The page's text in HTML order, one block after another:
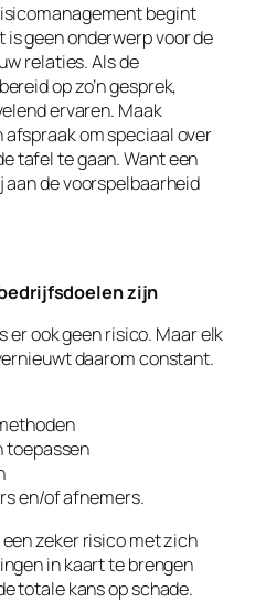
begint
geen onderwerp voor de
relaties. Als de
op zo’n gesprek,
ervaren. Maak
om speciaal over
tafel te gaan. Want een
de voorspelbaarheid
zijn
er ook geen risico. Maar elk
daarom constant.
toepassen
en/of afnemers.
zeker risico met zich
in kaart te brengen
totale kans op schade.